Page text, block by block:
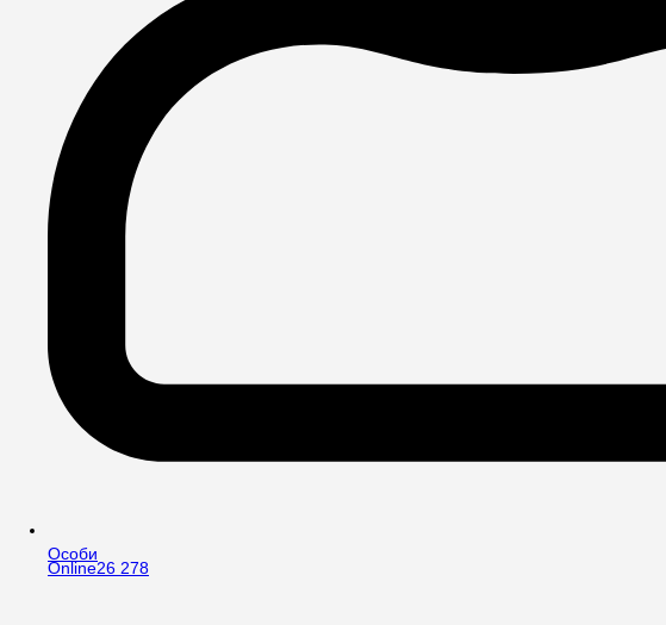
Особи
Online26 278